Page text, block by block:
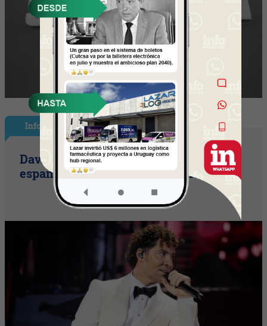
InfoShow
David Bisbal vuelve a UY (el ícono
español llega con su tour Eternos)